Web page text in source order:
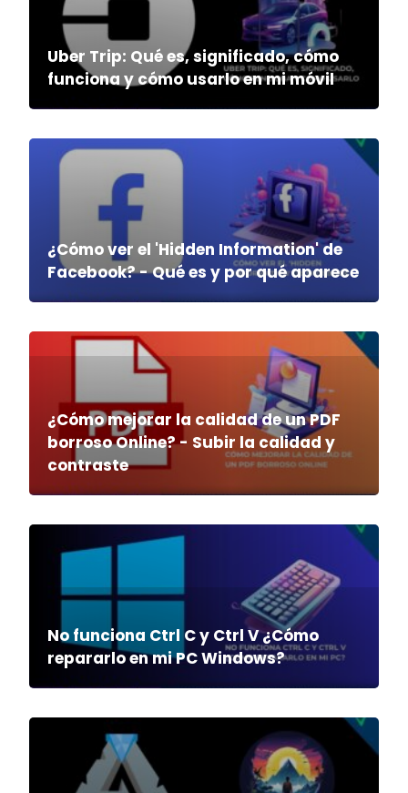
Uber Trip: Qué es, significado, cómo
funciona y cómo usarlo en mi móvil
¿Cómo ver el 'Hidden Information' de
Facebook? - Qué es y por qué aparece
¿Cómo mejorar la calidad de un PDF
borroso Online? - Subir la calidad y
contraste
No funciona Ctrl C y Ctrl V ¿Cómo
repararlo en mi PC Windows?